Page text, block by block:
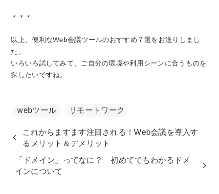
＊＊＊
以上、便利なWeb会議ツールのおすすめ７選をお送りしまし
た。
いろいろ試してみて、ご自分の環境や利用シーンに合うものを
探したいですね。
webツール リモートワーク
これからますます注目される！Web会議を導入す
るメリット＆デメリット
「ドメイン」ってなに？ 初めてでもわかるドメ
インについて